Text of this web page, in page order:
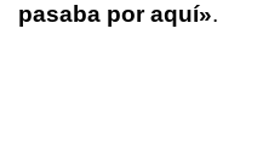
pasaba por aquí».